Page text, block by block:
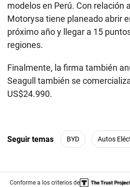
modelos en Perú. Con relación
Motorysa tiene planeado abrir
próximo año y llegar a 15
regiones.
Finalmente, la firma también
Seagull también se
US$24.990.
Seguir temas BYD Autos
Conforme a los criterios de